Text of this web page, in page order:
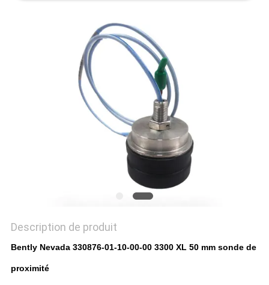
CONFIDENTIALITÉ
Description de produit
Bently Nevada 330876-01-10-00-00 3300 XL 50 mm sonde de
proximité